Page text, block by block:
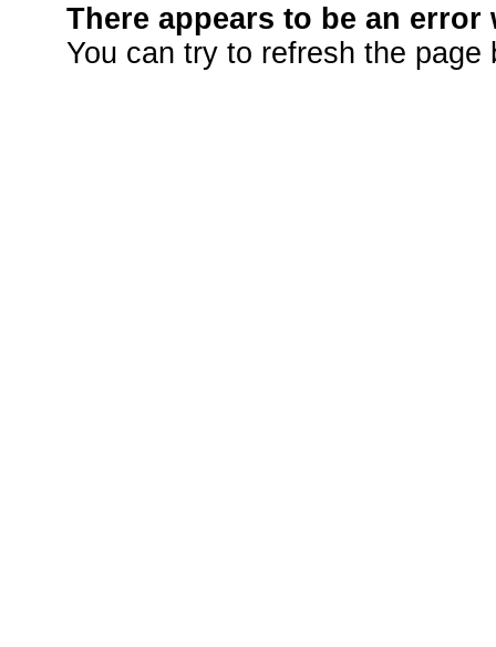
There appears to be an error
You can try to refresh the